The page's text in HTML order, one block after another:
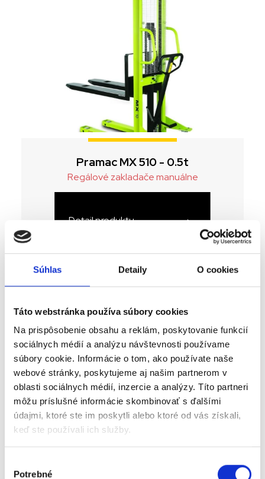
Súhlas Detaily O cookies
Táto webstránka používa súbory cookies
Na prispôsobenie obsahu a reklám, poskytovanie funkcií
sociálnych médií a analýzu návštevnosti používame
súbory cookie. Informácie o tom, ako používate naše
webové stránky, poskytujeme aj našim partnerom v
oblasti sociálnych médií, inzercie a analýzy. Títo partneri
môžu príslušné informácie skombinovať s ďalšími
údajmi, ktoré ste im poskytli alebo ktoré od vás získali,
keď ste používali ich služby.
súhlasu
Potrebné
Pramac MX 510 - 0.5t
Regálové zakladače manuálne
Detail produktu
Pramac MX 516 - 0.5t